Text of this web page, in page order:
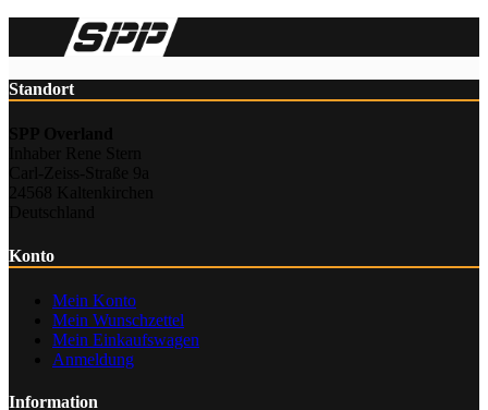
Standort
Konto
Mein Konto
Mein Wunschzettel
Mein Einkaufswagen
Anmeldung
Information